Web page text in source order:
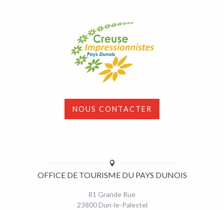
NOUS CONTACTER
OFFICE DE TOURISME DU PAYS DUNOIS
81 Grande Rue
23800 Dun-le-Palestel